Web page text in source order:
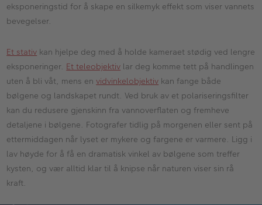
eksponeringstid for å skape en silkemyk effekt som viser vannets
bevegelser.
Et stativ kan hjelpe deg med å holde kameraet stødig ved lengre
eksponeringer. Et teleobjektiv lar deg komme tett på handlingen
uten å bli våt, mens envidvinkelobjektiv kan fange både
bølgene og landskapet rundt. Ved bruk av et polariseringsfilter
kan du redusere gjenskinn fra vannoverflaten og fremheve
detaljene i bølgene. Fotografer tidlig på morgenen eller sent på
ettermiddagen når lyset er mykere og fargene er varmere. Ligg i
lav høyde for å få en dramatisk vinkel av bølgene som treffer
kysten, og vær alltid klar til å knipse når naturen viser sin rå
kraft.